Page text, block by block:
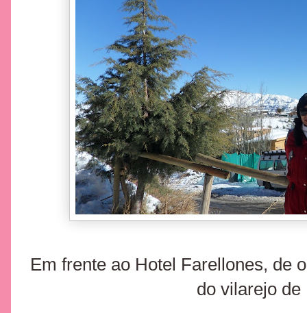
Em frente ao Hotel Farellones, de
do vilarejo de